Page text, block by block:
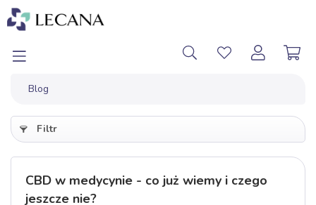
Blog
Filtr
CBD w medycynie - co już wiemy i czego
jeszcze nie?